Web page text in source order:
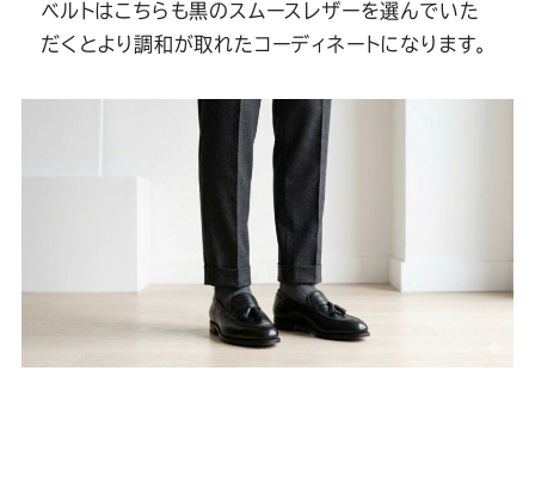
ベルトはこちらも黒のスムースレザーを選んでいた
だくとより調和が取れたコーディネートになります。